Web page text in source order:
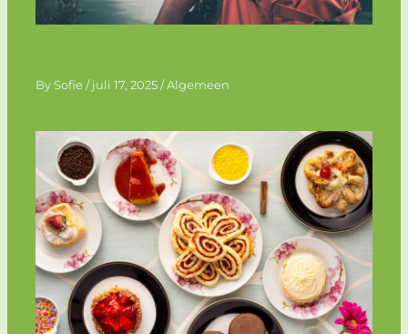
BySofie/ juli 17, 2025/Algemeen